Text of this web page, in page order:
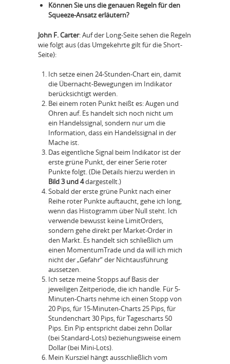
Können Sie uns die genauen Regeln für den
Squeeze-Ansatz erläutern?
John F. Carter: Auf der Long-Seite sehen die Regeln
wie folgt aus (das Umgekehrte gilt für die Short-
Seite):
Ich setze einen 24-Stunden-Chart ein, damit
die Übernacht-Bewegungen im Indikator
berücksichtigt werden.
Bei einem roten Punkt heißt es: Augen und
Ohren auf. Es handelt sich noch nicht um
ein Handelssignal, sondern nur um die
Information, dass ein Handelssignal in der
Mache ist.
Das eigentliche Signal beim Indikator ist der
erste grüne Punkt, der einer Serie roter
Punkte folgt. (Die Details hierzu werden in
Bild 3 und 4dargestellt.)
Sobald der erste grüne Punkt nach einer
Reihe roter Punkte auftaucht, gehe ich long,
wenn das Histogramm über Null steht. Ich
verwende bewusst keine LimitOrders,
sondern gehe direkt per Market-Order in
den Markt. Es handelt sich schließlich um
einen MomentumTrade und da will ich mich
nicht der „Gefahr“ der Nichtausführung
aussetzen.
Ich setze meine Stopps auf Basis der
jeweiligen Zeitperiode, die ich handle. Für 5-
Minuten-Charts nehme ich einen Stopp von
20 Pips, für 15-Minuten-Charts 25 Pips, für
Stundenchart 30 Pips, für Tagescharts 50
Pips. Ein Pip entspricht dabei zehn Dollar
(bei Standard-Lots) beziehungsweise einem
Dollar (bei Mini-Lots).
Mein Kursziel hängt ausschließlich vom